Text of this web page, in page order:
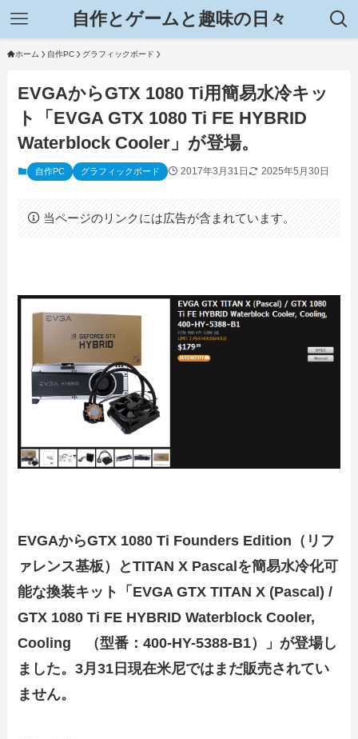
自作とゲームと趣味の日々
ホーム 自作PC グラフィックボード
EVGAからGTX 1080 Ti用簡易水冷キッ
ト「EVGA GTX 1080 Ti FE HYBRID
Waterblock Cooler」が登場。
自作PC グラフィックボード 2017年3月31日 2025年5月30日
当ページのリンクには広告が含まれています。
EVGAからGTX 1080 Ti Founders Edition（リフ
ァレンス基板）とTITAN X Pascalを簡易水冷化可
能な換装キット「EVGA GTX TITAN X (Pascal) /
GTX 1080 Ti FE HYBRID Waterblock Cooler,
Cooling （型番：400-HY-5388-B1）」が登場し
ました。3月31日現在米尼ではまだ販売されてい
ません。